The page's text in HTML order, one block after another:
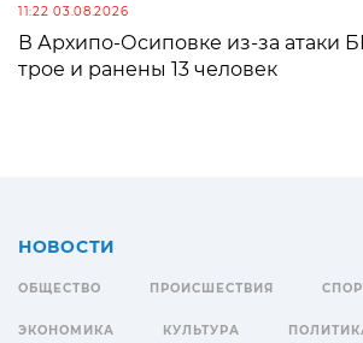
11:22 03.08.2026
В Архипо-Осиповке из-за атаки
трое и ранены 13 человек
НОВОСТИ
ОБЩЕСТВО ПРОИСШЕСТВИЯ
ЭКОНОМИКА КУЛЬТУРА